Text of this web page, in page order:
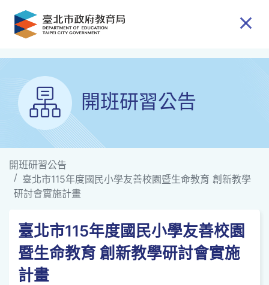
跳到主要內容
開班研習公告
開班研習公告
臺北市115年度國民小學友善校園暨生命教育 創新教學
研討會實施計畫
臺北市115年度國民小學友善校園
暨生命教育 創新教學研討會實施
計畫